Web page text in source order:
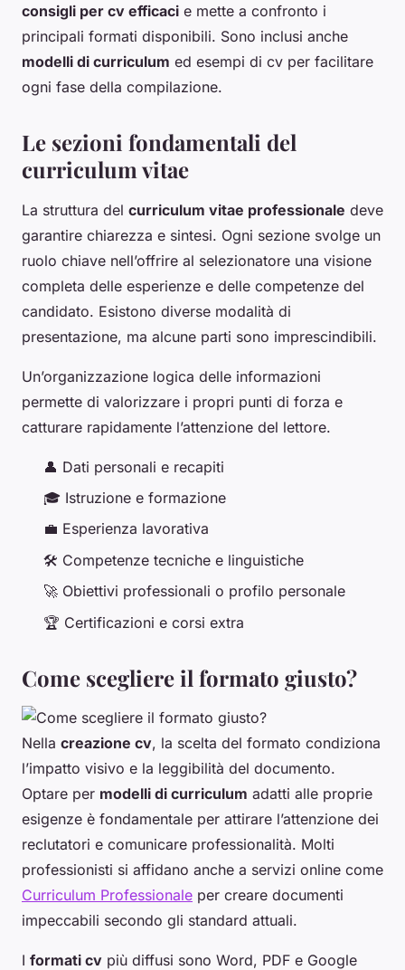
consigli per cv efficaci e mette a confronto i
principali formati disponibili. Sono inclusi anche
modelli di curriculum ed esempi di cv per facilitare
ogni fase della compilazione.
Le sezioni fondamentali del
curriculum vitae
La struttura del curriculum vitae professionale deve
garantire chiarezza e sintesi. Ogni sezione svolge un
ruolo chiave nell’offrire al selezionatore una visione
completa delle esperienze e delle competenze del
candidato. Esistono diverse modalità di
presentazione, ma alcune parti sono imprescindibili.
Un’organizzazione logica delle informazioni
permette di valorizzare i propri punti di forza e
catturare rapidamente l’attenzione del lettore.
👤 Dati personali e recapiti
🎓 Istruzione e formazione
💼 Esperienza lavorativa
🛠 Competenze tecniche e linguistiche
🚀 Obiettivi professionali o profilo personale
🏆 Certificazioni e corsi extra
Come scegliere il formato giusto?
Nella creazione cv, la scelta del formato condiziona
l’impatto visivo e la leggibilità del documento.
Optare per modelli di curriculum adatti alle proprie
esigenze è fondamentale per attirare l’attenzione dei
reclutatori e comunicare professionalità. Molti
professionisti si affidano anche a servizi online come
Curriculum Professionale per creare documenti
impeccabili secondo gli standard attuali.
I formati cv più diffusi sono Word, PDF e Google